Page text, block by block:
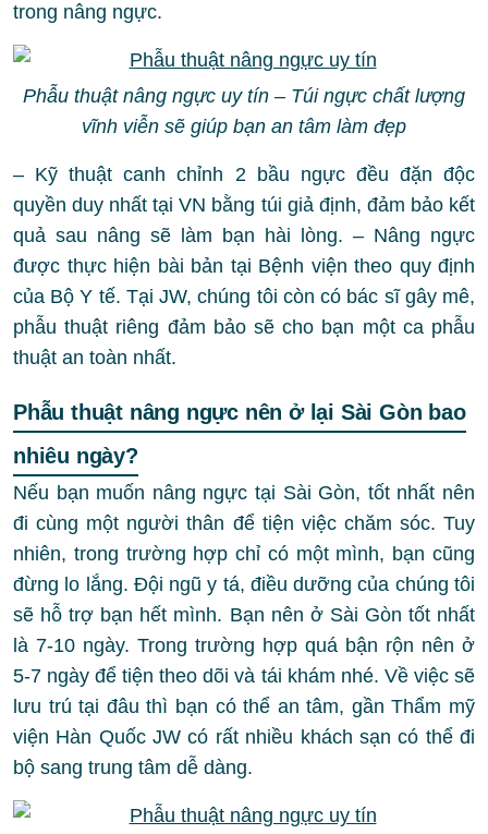
trong nâng ngực.
Phẫu thuật nâng ngực uy tín – Túi ngực chất lượng
vĩnh viễn sẽ giúp bạn an tâm làm đẹp
– Kỹ thuật canh chỉnh 2 bầu ngực đều đặn độc
quyền duy nhất tại VN bằng túi giả định, đảm bảo kết
quả sau nâng sẽ làm bạn hài lòng. – Nâng ngực
được thực hiện bài bản tại Bệnh viện theo quy định
của Bộ Y tế. Tại JW, chúng tôi còn có bác sĩ gây mê,
phẫu thuật riêng đảm bảo sẽ cho bạn một ca phẫu
thuật an toàn nhất.
Phẫu thuật nâng ngực nên ở lại Sài Gòn bao
nhiêu ngày?
Nếu bạn muốn nâng ngực tại Sài Gòn, tốt nhất nên
đi cùng một người thân để tiện việc chăm sóc. Tuy
nhiên, trong trường hợp chỉ có một mình, bạn cũng
đừng lo lắng. Đội ngũ y tá, điều dưỡng của chúng tôi
sẽ hỗ trợ bạn hết mình. Bạn nên ở Sài Gòn tốt nhất
là 7-10 ngày. Trong trường hợp quá bận rộn nên ở
5-7 ngày để tiện theo dõi và tái khám nhé. Về việc sẽ
lưu trú tại đâu thì bạn có thể an tâm, gần Thẩm mỹ
viện Hàn Quốc JW có rất nhiều khách sạn có thể đi
bộ sang trung tâm dễ dàng.